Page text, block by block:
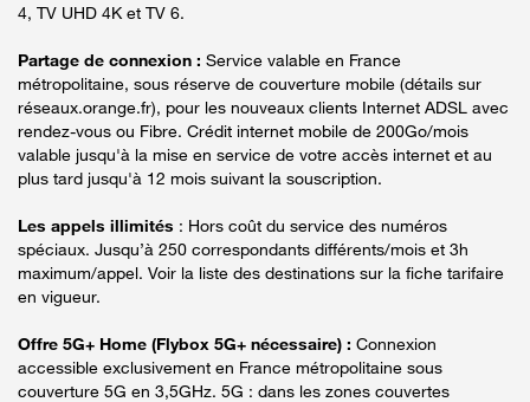
4, TV UHD 4K et TV 6.
Partage de connexion : Service valable en France
métropolitaine, sous réserve de couverture mobile (détails sur
réseaux.orange.fr), pour les nouveaux clients Internet ADSL avec
rendez-vous ou Fibre. Crédit internet mobile de 200Go/mois
valable jusqu'à la mise en service de votre accès internet et au
plus tard jusqu'à 12 mois suivant la souscription.
Les appels illimités : Hors coût du service des numéros
spéciaux. Jusqu’à 250 correspondants différents/mois et 3h
maximum/appel. Voir la liste des destinations sur la fiche tarifaire
en vigueur.
Offre 5G+ Home (Flybox 5G+ nécessaire) : Connexion
accessible exclusivement en France métropolitaine sous
couverture 5G en 3,5GHz. 5G : dans les zones couvertes